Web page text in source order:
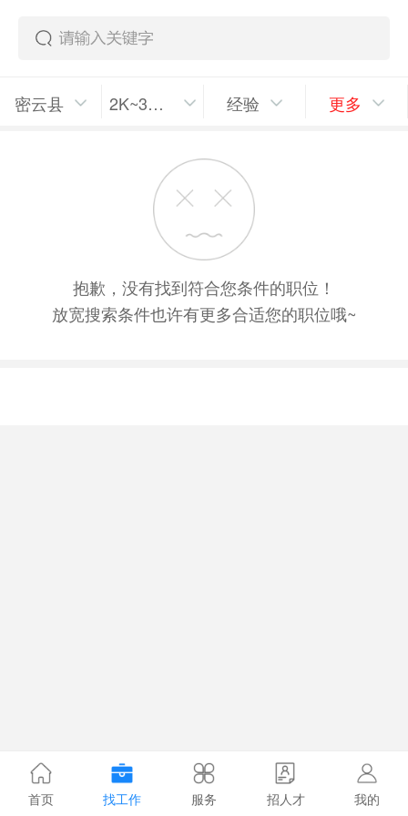
密云县 2K~3K/月 经验 更多
抱歉，没有找到符合您条件的职位！
放宽搜索条件也许有更多合适您的职位哦~
首页 找工作 服务 招人才 我的